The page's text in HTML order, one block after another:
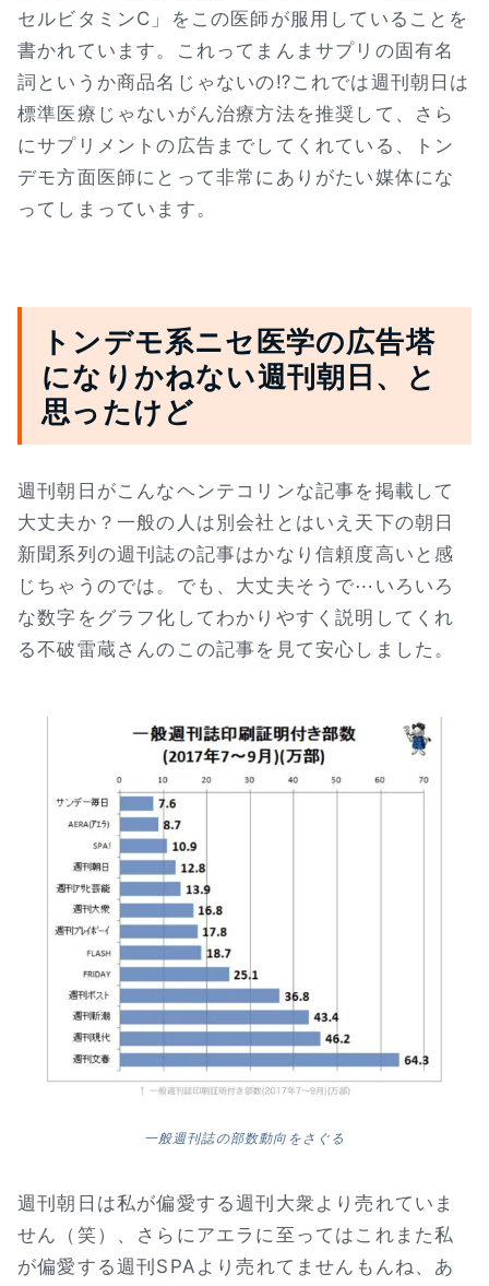
セルビタミンC」をこの医師が服用していることを
書かれています。これってまんまサプリの固有名
詞というか商品名じゃないの⁉これでは週刊朝日は
標準医療じゃないがん治療方法を推奨して、さら
にサプリメントの広告までしてくれている、トン
デモ方面医師にとって非常にありがたい媒体にな
ってしまっています。
トンデモ系ニセ医学の広告塔
になりかねない週刊朝日、と
思ったけど
週刊朝日がこんなヘンテコリンな記事を掲載して
大丈夫か？一般の人は別会社とはいえ天下の朝日
新聞系列の週刊誌の記事はかなり信頼度高いと感
じちゃうのでは。でも、大丈夫そうで⋯いろいろ
な数字をグラフ化してわかりやすく説明してくれ
る不破雷蔵さんのこの記事を見て安心しました。
一般週刊誌の部数動向をさぐる
週刊朝日は私が偏愛する週刊大衆より売れていま
せん（笑）、さらにアエラに至ってはこれまた私
が偏愛する週刊SPAより売れてませんもんね、あ